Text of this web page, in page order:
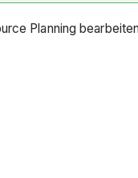
Planning